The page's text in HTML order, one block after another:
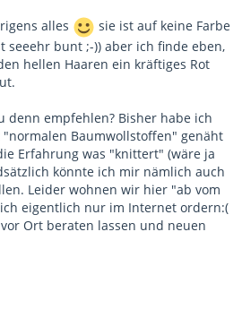
alles
sie ist auf keine Farbe
seeehr bunt ;-)) aber ich finde eben,
hellen Haaren ein kräftiges Rot
denn empfehlen? Bisher habe ich
Baumwollstoffen" genäht
Erfahrung was "knittert" (wäre ja
könnte ich mir nämlich auch
Leider wohnen wir hier "ab vom
eigentlich nur im Internet ordern:(
Ort beraten lassen und neuen